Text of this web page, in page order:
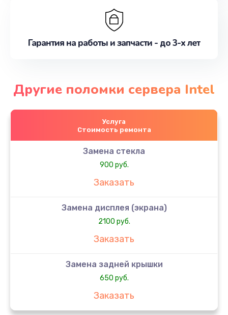
Гарантия на работы и запчасти - до 3-х лет
Другие поломки сервера Intel
Услуга
Стоимость ремонта
Замена стекла
900 руб.
Заказать
Замена дисплея (экрана)
2100 руб.
Заказать
Замена задней крышки
650 руб.
Заказать